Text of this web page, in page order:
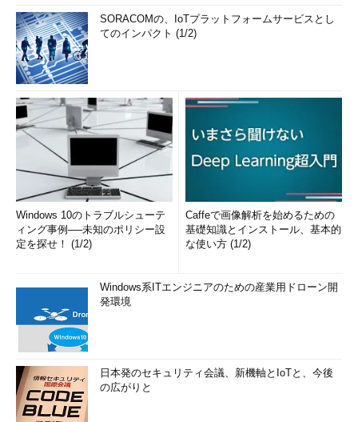
SORACOMの、IoTプラットフォームサービスとし
てのインパクト (1/2)
Windows 10のトラブルシューテ
ィング事例──未知のポリシー設
定を探せ！ (1/2)
Caffeで画像解析を始めるための
基礎知識とインストール、基本的
な使い方 (1/2)
Windows系ITエンジニアのための産業用ドローン開
発環境
日本発のセキュリティ会議、新機軸とIoTと、今後
の広がりと